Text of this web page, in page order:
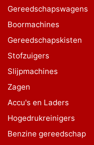
Gereedschapswagens
Boormachines
Gereedschapskisten
Stofzuigers
Slijpmachines
Zagen
Accu's en Laders
Hogedrukreinigers
Benzine gereedschap